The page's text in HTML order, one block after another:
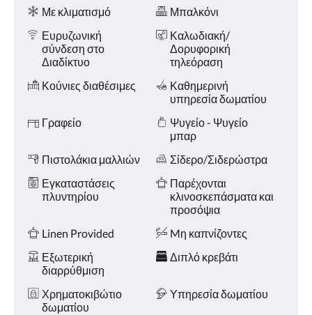
«Προηγούμενο».
Ανέσεις
Με κλιματισμό
Μπαλκόνι
Ευρυζωνική
σύνδεση στο
Διαδίκτυο
Καλωδιακή/
Δορυφορική
τηλεόραση
Κούνιες διαθέσιμες
Καθημερινή
υπηρεσία δωματίου
Γραφείο
Ψυγείο - Ψυγείο
μπαρ
Πιστολάκια μαλλιών
Σίδερο/Σιδερώστρα
Εγκαταστάσεις
πλυντηρίου
Παρέχονται
κλινοσκεπάσματα και
προσόψια
Linen Provided
Mη καπνίζοντες
Εξωτερική
διαρρύθμιση
Διπλό κρεβάτι
Χρηματοκιβώτιο
δωματίου
Υπηρεσία δωματίου